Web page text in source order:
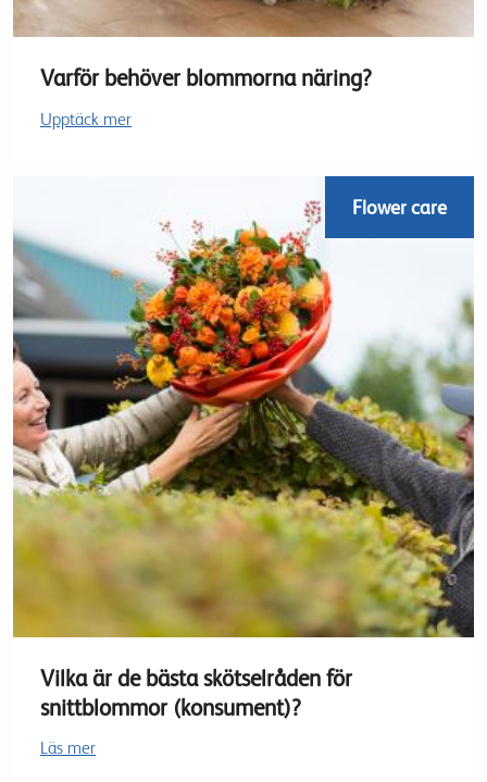
Varför behöver blommorna näring?
Upptäck mer
Flower care
Vilka är de bästa skötselråden för
snittblommor (konsument)?
Läs mer